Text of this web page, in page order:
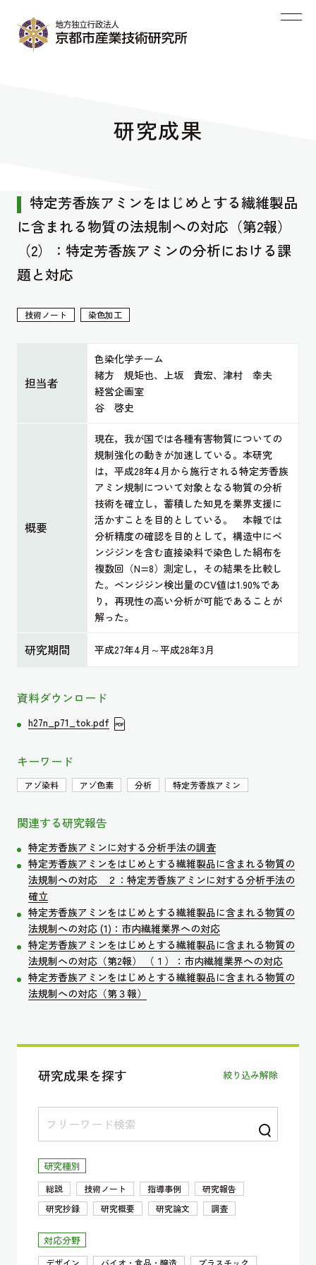
研究成果
特定芳香族アミンをはじめとする繊維製品
に含まれる物質の法規制への対応（第2報）
（2）：特定芳香族アミンの分析における課
題と対応
技術ノート 染色加工
担当者
色染化学チーム
緒方 規矩也、上坂 貴宏、津村 幸夫
経営企画室
谷 啓史
概要
現在，我が国では各種有害物質についての
規制強化の動きが加速している。本研究
は，平成28年4月から施行される特定芳香族
アミン規制について対象となる物質の分析
技術を確立し，蓄積した知見を業界支援に
活かすことを目的としている。 本報では
分析精度の確認を目的として，構造中にベ
ンジジンを含む直接染料で染色した絹布を
複数回（N=8）測定し，その結果を比較し
た。ベンジジン検出量のCV値は1.90%であ
り，再現性の高い分析が可能であることが
解った。
研究期間 平成27年4月～平成28年3月
資料ダウンロード
h27n_p71_tok.pdf
キーワード
アゾ染料 アゾ色素 分析 特定芳香族アミン
関連する研究報告
特定芳香族アミンに対する分析手法の調査
特定芳香族アミンをはじめとする繊維製品に含まれる物質の
法規制への対応 ２：特定芳香族アミンに対する分析手法の
確立
特定芳香族アミンをはじめとする繊維製品に含まれる物質の
法規制への対応 (1)：市内繊維業界への対応
特定芳香族アミンをはじめとする繊維製品に含まれる物質の
法規制への対応（第2報） （１）：市内繊維業界への対応
特定芳香族アミンをはじめとする繊維製品に含まれる物質の
法規制への対応（第３報）
研究成果を探す 絞り込み解除
研究種別
総説 技術ノート 指導事例
研究報告
研究抄録
研究概要 研究論文 調査
対応分野
デザイン バイオ・食品・醸造 プラスチック